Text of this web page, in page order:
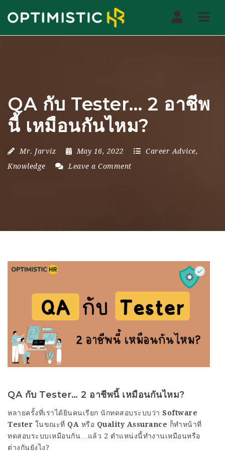
QA กับ Tester… 2 อาชีพ
นี้ เหมือนกันไหม?
Mr. Jarviz May 16, 2022 Career Advice,
Knowledge
Leave a Comment
QA กับ Tester… 2 อาชีพนี้ เหมือนกันไหม?
หลายครั้งที่เราได้ยินคนเรียก นักทดสอบระบบว่า Software
Tester ในขณะที่ QA หรือ Quality Assurance ก็ทำหน้าที่
ทดสอบระบบเหมือนกัน…แล้ว 2 ตำแหน่งนี้ทำงานเหมือนหรือ
ต่างกันยังไง?